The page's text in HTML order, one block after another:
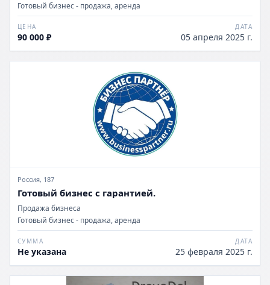
Готовый бизнес - продажа, аренда
ЦЕНА
90 000 ₽
ДАТА
05 апреля 2025 г.
Россия, 187
Готовый бизнес с гарантией.
Продажа бизнеса
Готовый бизнес - продажа, аренда
СУММА
Не указана
ДАТА
25 февраля 2025 г.